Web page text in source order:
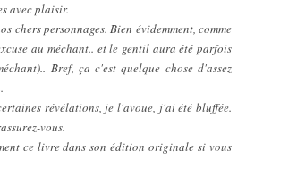
avec plaisir.
personnages. Bien évidemment, comme
au méchant.. et le gentil aura été parfois
Bref, ça c'est quelque chose d'assez
révélations, je l'avoue, j'ai été bluffée.
vous.
ce livre dans son édition originale si vous